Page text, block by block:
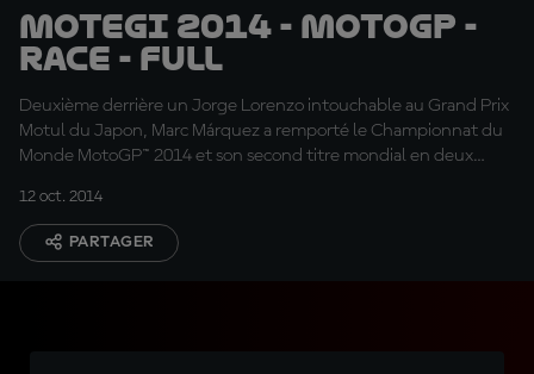
Motegi 2014 - MotoGP -
RACE - Full
Deuxième derrière un Jorge Lorenzo intouchable au Grand Prix
Motul du Japon, Marc Márquez a remporté le Championnat du
Monde MotoGP™ 2014 et son second titre mondial en deux
troisième.
12 oct. 2014
PARTAGER